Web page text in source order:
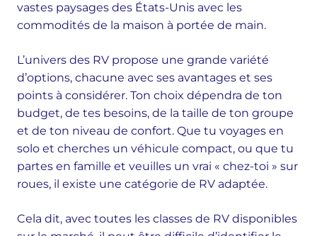
vastes paysages des États-Unis avec les
commodités de la maison à portée de main.
L’univers des RV propose une grande variété
d’options, chacune avec ses avantages et ses
points à considérer. Ton choix dépendra de ton
budget, de tes besoins, de la taille de ton groupe
et de ton niveau de confort. Que tu voyages en
solo et cherches un véhicule compact, ou que tu
partes en famille et veuilles un vrai « chez-toi » sur
roues, il existe une catégorie de RV adaptée.
Cela dit, avec toutes les classes de RV disponibles